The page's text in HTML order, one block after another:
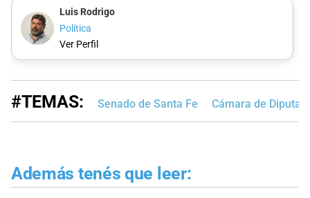
Luis Rodrigo
Política
Ver Perfil
#TEMAS: Senado de Santa Fe Cámara de
Además tenés que leer: